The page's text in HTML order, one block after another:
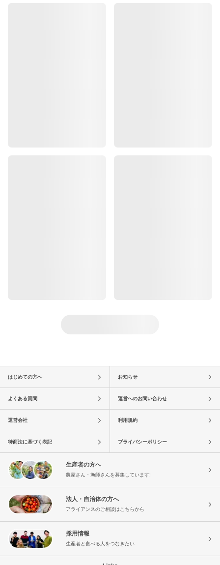
はじめての方へ お知らせ
よくある質問 運営へのお問い合わせ
運営会社 利用規約
特商法に基づく表記 プライバシーポリシー
生産者の方へ
農家さん・漁師さんを募集しています!
法人・自治体の方へ
アライアンスのご相談はこちらから
採用情報
生産者と食べる人をつなぎたい